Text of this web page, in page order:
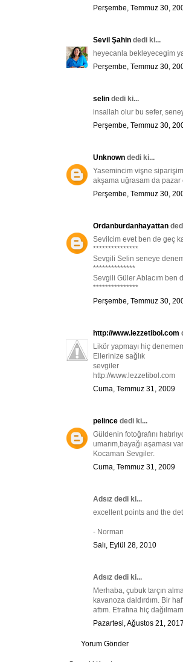
Perşembe, Temmuz 30,
Sevil Şahin dedi ki...
heyecanla bekleyecegim
Perşembe, Temmuz 30,
selin dedi ki...
insallah olur bu sefer,
Perşembe, Temmuz 30,
Unknown dedi ki...
Yasemincim vişne
akşama uğrasam da pazar
Perşembe, Temmuz 30,
Ordanburdanhayattan
Sevilcim evet ben de geç
***************
Sevgili Selin seneye
**************
Sevgili Güler Ablacım ben
***************
Perşembe, Temmuz 30,
http://www.lezzetibol.com
Likör yapmayı hiç
Ellerinize sağlık
sevgiler
http://www.lezzetibol.com
Cuma, Temmuz 31, 2009
pelince dedi ki...
Güldenin fotoğrafını
umarım,bayağı aşaması
Kocaman Sevgiler.
Cuma, Temmuz 31, 2009
Adsız dedi ki...
excellent points and the
- Norman
Salı, Eylül 28, 2010
Adsız dedi ki...
Merhaba, çubuk tarçın
kavanoza daldırdım. Bir
attım. Etrafına hiç
Pazartesi, Ağustos 21, 2017
Yorum Gönder